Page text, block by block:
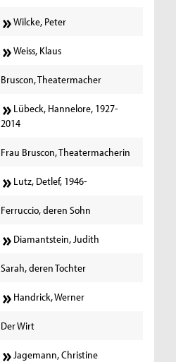
Wilcke, Peter
Weiss, Klaus
Bruscon, Theatermacher
Lübeck, Hannelore, 1927-
2014
Frau Bruscon, Theatermacherin
Lutz, Detlef, 1946-
Ferruccio, deren Sohn
Diamantstein, Judith
Sarah, deren Tochter
Handrick, Werner
Der Wirt
Jagemann, Christine